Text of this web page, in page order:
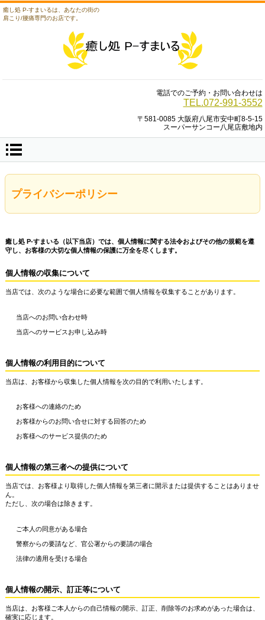
癒し処 P-すまいるは、あなたの街の
肩こり/腰痛専門のお店です。
電話でのご予約・お問い合わせは
TEL.072-991-3552
〒581-0085 大阪府八尾市安中町8-5-15
スーパーサンコー八尾店敷地内
プライバシーポリシー
癒し処 P-すまいる（以下当店）では、個人情報に関する法令およびその他の規範を遵
守し、お客様の大切な個人情報の保護に万全を尽くします。
個人情報の収集について
当店では、次のような場合に必要な範囲で個人情報を収集することがあります。
当店へのお問い合わせ時
当店へのサービスお申し込み時
個人情報の利用目的について
当店は、お客様から収集した個人情報を次の目的で利用いたします。
お客様への連絡のため
お客様からのお問い合せに対する回答のため
お客様へのサービス提供のため
個人情報の第三者への提供について
当店では、お客様より取得した個人情報を第三者に開示または提供することはありませ
ん。
ただし、次の場合は除きます。
ご本人の同意がある場合
警察からの要請など、官公署からの要請の場合
法律の適用を受ける場合
個人情報の開示、訂正等について
当店は、お客様ご本人からの自己情報の開示、訂正、削除等のお求めがあった場合は、
確実に応じます。